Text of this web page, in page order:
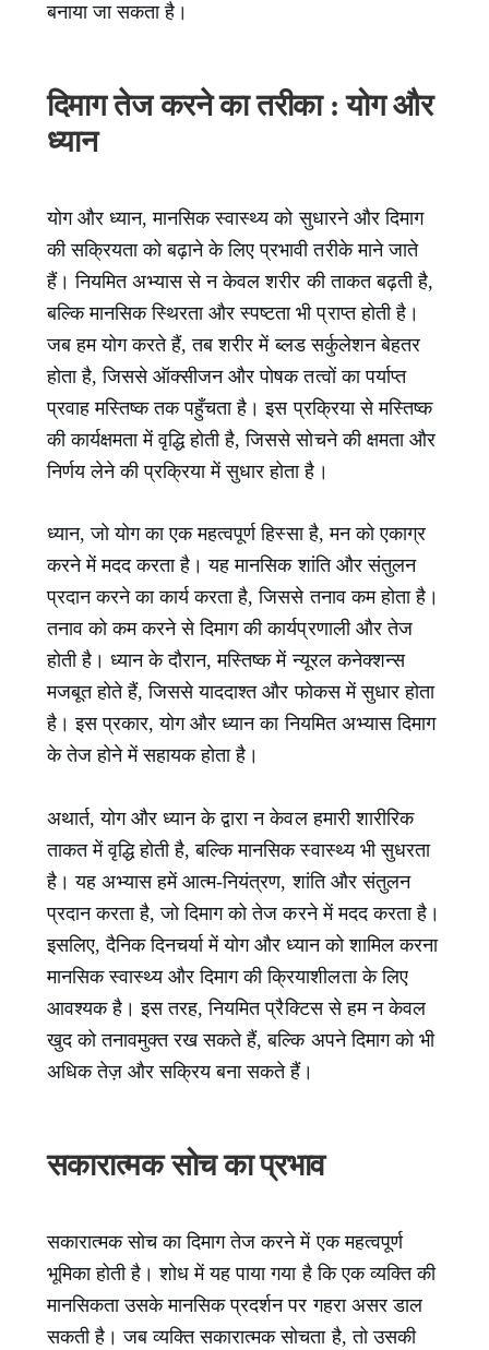
बनाया जा सकता है।
दिमाग तेज करने का तरीका : योग और
ध्यान
योग और ध्यान, मानसिक स्वास्थ्य को सुधारने और दिमाग
की सक्रियता को बढ़ाने के लिए प्रभावी तरीके माने जाते
हैं। नियमित अभ्यास से न केवल शरीर की ताकत बढ़ती है,
बल्कि मानसिक स्थिरता और स्पष्टता भी प्राप्त होती है।
जब हम योग करते हैं, तब शरीर में ब्लड सर्कुलेशन बेहतर
होता है, जिससे ऑक्सीजन और पोषक तत्वों का पर्याप्त
प्रवाह मस्तिष्क तक पहुँचता है। इस प्रक्रिया से मस्तिष्क
की कार्यक्षमता में वृद्धि होती है, जिससे सोचने की क्षमता और
निर्णय लेने की प्रक्रिया में सुधार होता है।
ध्यान, जो योग का एक महत्वपूर्ण हिस्सा है, मन को एकाग्र
करने में मदद करता है। यह मानसिक शांति और संतुलन
प्रदान करने का कार्य करता है, जिससे तनाव कम होता है।
तनाव को कम करने से दिमाग की कार्यप्रणाली और तेज
होती है। ध्यान के दौरान, मस्तिष्क में न्यूरल कनेक्शन्स
मजबूत होते हैं, जिससे याददाश्त और फोकस में सुधार होता
है। इस प्रकार, योग और ध्यान का नियमित अभ्यास दिमाग
के तेज होने में सहायक होता है।
अथार्त, योग और ध्यान के द्वारा न केवल हमारी शारीरिक
ताकत में वृद्धि होती है, बल्कि मानसिक स्वास्थ्य भी सुधरता
है। यह अभ्यास हमें आत्म-नियंत्रण, शांति और संतुलन
प्रदान करता है, जो दिमाग को तेज करने में मदद करता है।
इसलिए, दैनिक दिनचर्या में योग और ध्यान को शामिल करना
मानसिक स्वास्थ्य और दिमाग की क्रियाशीलता के लिए
आवश्यक है। इस तरह, नियमित प्रैक्टिस से हम न केवल
खुद को तनावमुक्त रख सकते हैं, बल्कि अपने दिमाग को भी
अधिक तेज़ और सक्रिय बना सकते हैं।
सकारात्मक सोच का प्रभाव
सकारात्मक सोच का दिमाग तेज करने में एक महत्वपूर्ण
भूमिका होती है। शोध में यह पाया गया है कि एक व्यक्ति की
मानसिकता उसके मानसिक प्रदर्शन पर गहरा असर डाल
सकती है। जब व्यक्ति सकारात्मक सोचता है, तो उसकी